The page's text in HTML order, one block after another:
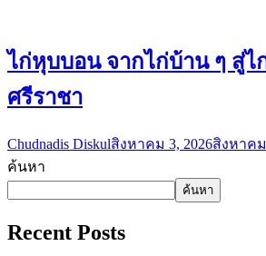
ไก่หุบบอน จากไก่บ้าน ๆ สู่
ศรีราชา
Chudnadis Diskulสิงหาคม 3, 2026สิงหาคม
ค้นหา
ค้นหา
Recent Posts